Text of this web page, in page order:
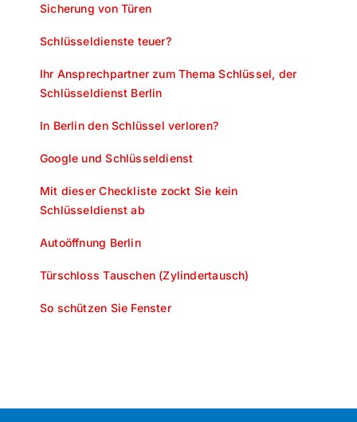
Sicherung von Türen
Schlüsseldienste teuer?
Ihr Ansprechpartner zum Thema Schlüssel, der
Schlüsseldienst Berlin
In Berlin den Schlüssel verloren?
Google und Schlüsseldienst
Mit dieser Checkliste zockt Sie kein
Schlüsseldienst ab
Autoöffnung Berlin
Türschloss Tauschen (Zylindertausch)
So schützen Sie Fenster